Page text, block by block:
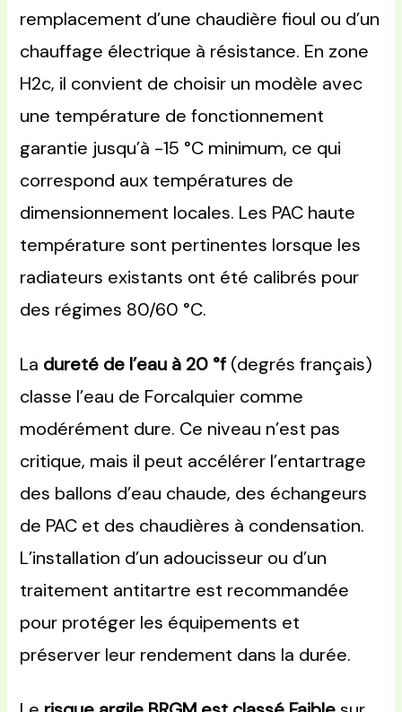
remplacement d’une chaudière fioul ou d’un
chauffage électrique à résistance. En zone
H2c, il convient de choisir un modèle avec
une température de fonctionnement
garantie jusqu’à -15 °C minimum, ce qui
correspond aux températures de
dimensionnement locales. Les PAC haute
température sont pertinentes lorsque les
radiateurs existants ont été calibrés pour
des régimes 80/60 °C.
La dureté de l’eau à 20 °f (degrés français)
classe l’eau de Forcalquier comme
modérément dure. Ce niveau n’est pas
critique, mais il peut accélérer l’entartrage
des ballons d’eau chaude, des échangeurs
de PAC et des chaudières à condensation.
L’installation d’un adoucisseur ou d’un
traitement antitartre est recommandée
pour protéger les équipements et
préserver leur rendement dans la durée.